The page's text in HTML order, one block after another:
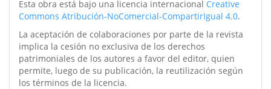
Esta obra está bajo una licencia internacional Creative
Commons Atribución-NoComercial-CompartirIgual 4.0.
La aceptación de colaboraciones por parte de la revista
implica la cesión no exclusiva de los derechos
patrimoniales de los autores a favor del editor, quien
permite, luego de su publicación, la reutilización según
los términos de la licencia.